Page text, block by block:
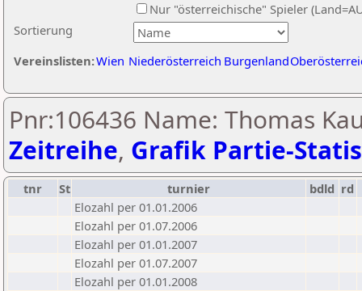
Sortierung
Nur "österreichische" Spieler
Vereinslisten:Wien Niederösterreich Burgenland
Pnr:106436 Name: Thomas
Zeitreihe, Grafik Partie-
tnr St turnier bdld rd
Elozahl per 01.01.2006
Elozahl per 01.07.2006
Elozahl per 01.01.2007
Elozahl per 01.07.2007
Elozahl per 01.01.2008